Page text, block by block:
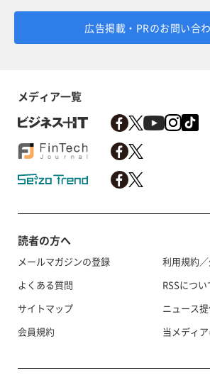
広告掲載・PRのお問い合
メディア一覧
読者の方へ
メールマガジンの登録
よくある質問
サイトマップ
会員規約
利用規約
RSSについ
ニュース
当メディ